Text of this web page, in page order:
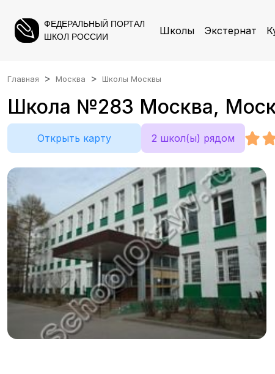
ФЕДЕРАЛЬНЫЙ ПОРТАЛ
ШКОЛ РОССИИ
Школы Экстернат
Главная Москва Школы Москвы
Школа №283 Москва,
Открыть карту 2 школ(ы) рядом